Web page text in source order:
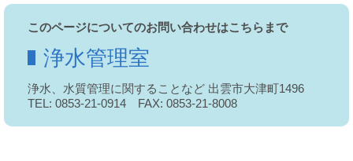
このページについてのお問い合わせはこちらまで
浄水管理室
浄水、水質管理に関することなど 出雲市大津町1496
TEL: 0853-21-0914 FAX: 0853-21-8008